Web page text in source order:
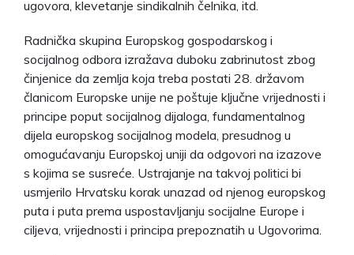
ugovora, klevetanje sindikalnih čelnika, itd.
Radnička skupina Europskog gospodarskog i
socijalnog odbora izražava duboku zabrinutost zbog
činjenice da zemlja koja treba postati 28. državom
članicom Europske unije ne poštuje ključne vrijednosti i
principe poput socijalnog dijaloga, fundamentalnog
dijela europskog socijalnog modela, presudnog u
omogućavanju Europskoj uniji da odgovori na izazove
s kojima se susreće. Ustrajanje na takvoj politici bi
usmjerilo Hrvatsku korak unazad od njenog europskog
puta i puta prema uspostavljanju socijalne Europe i
ciljeva, vrijednosti i principa prepoznatih u Ugovorima.